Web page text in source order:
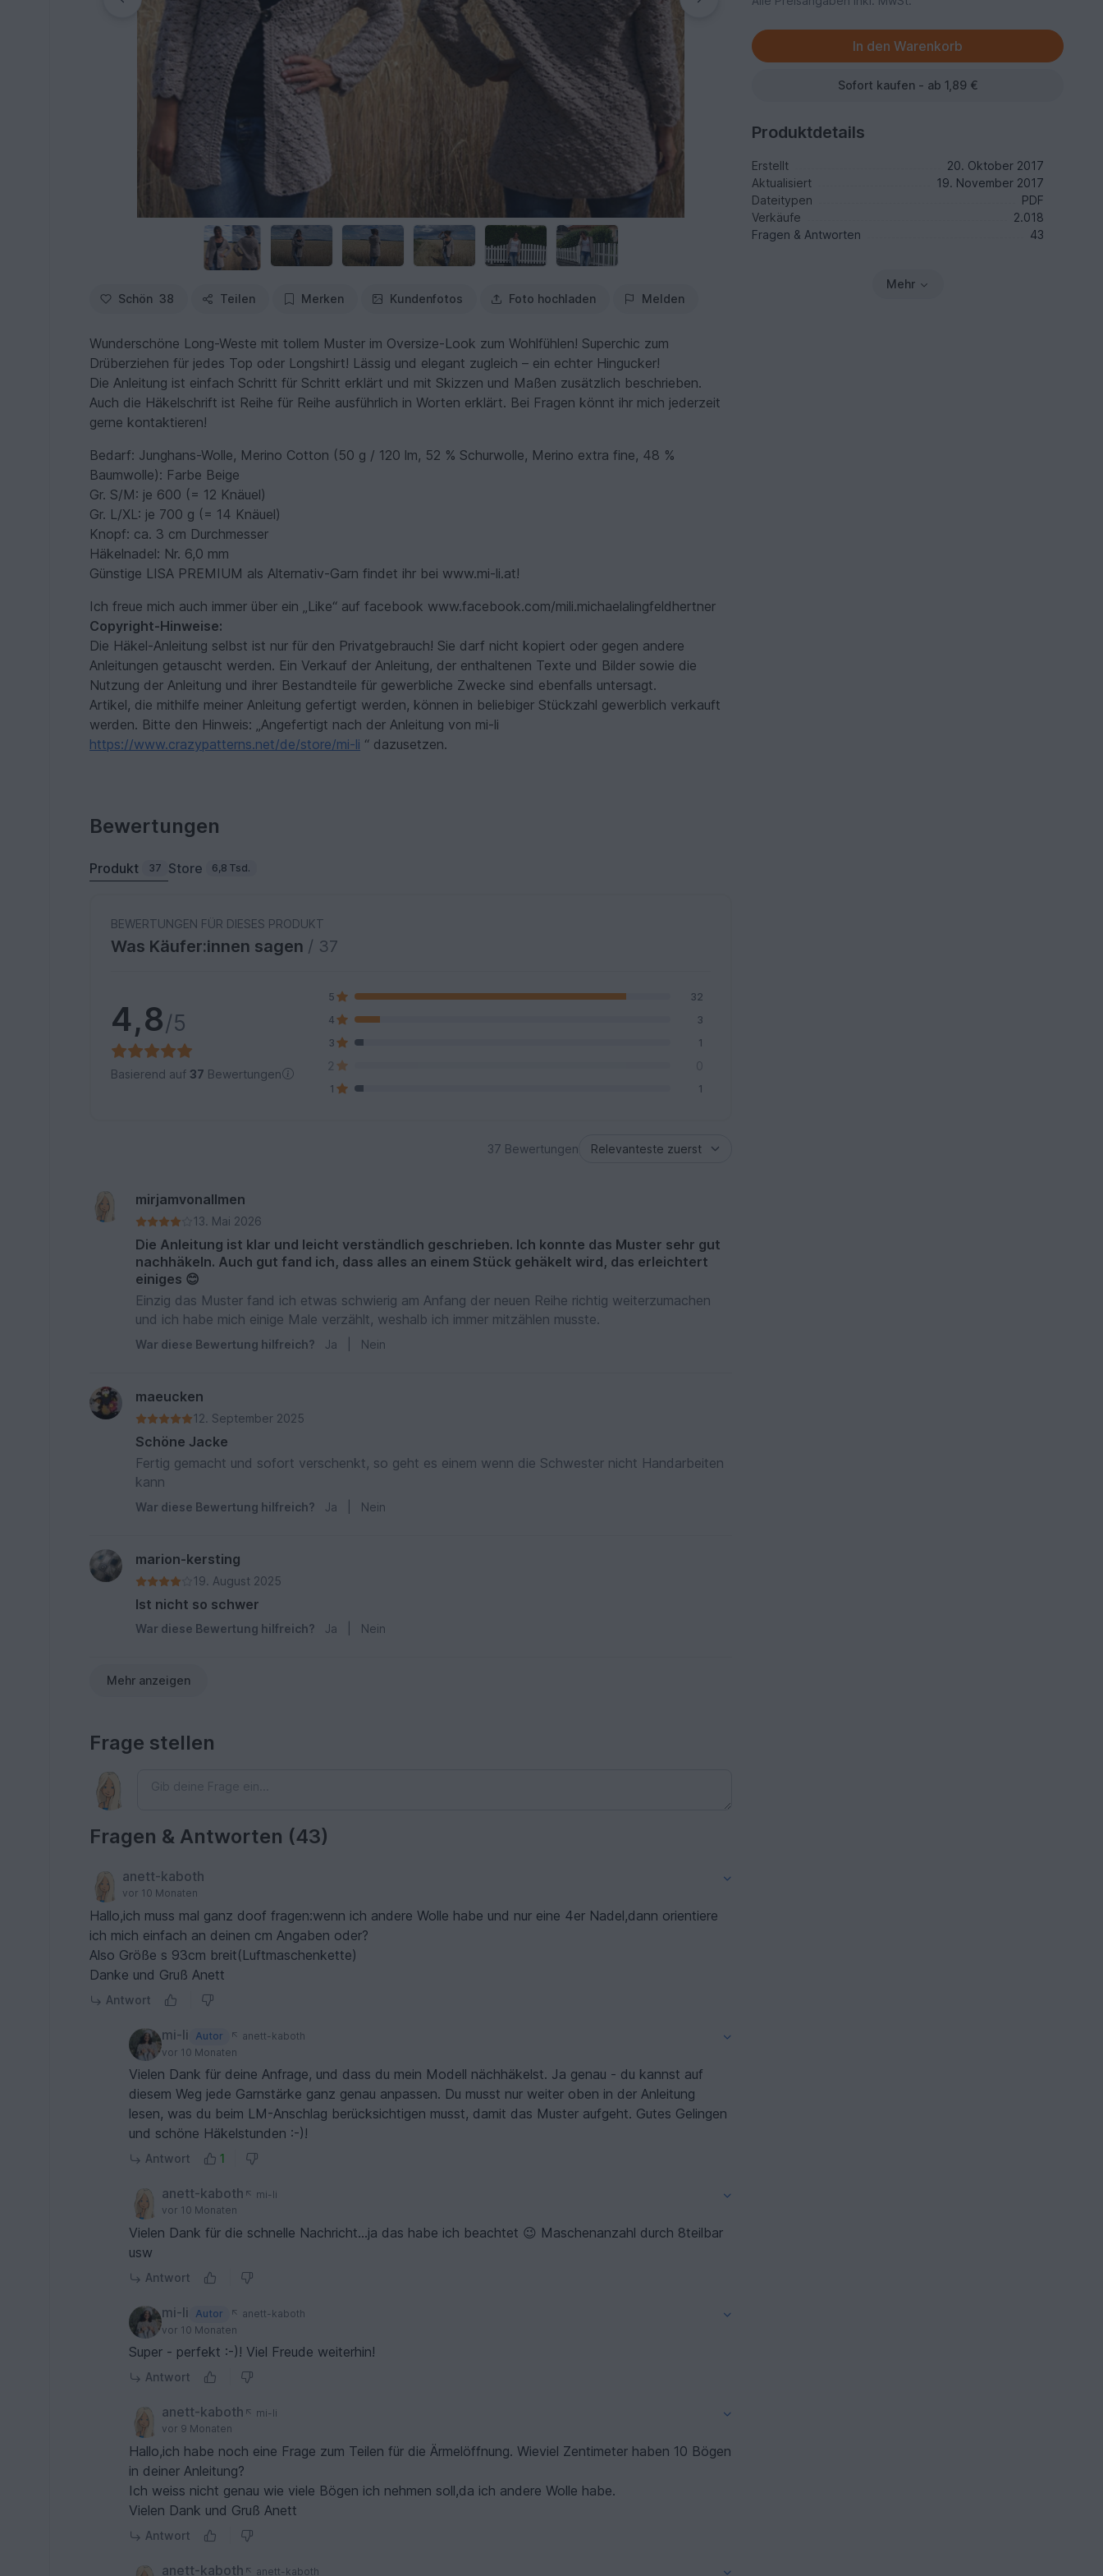
Schön 38 Teilen Merken Kundenfotos Foto hochladen Melden
Wunderschöne Long-Weste mit tollem Muster im Oversize-Look zum Wohlfühlen! Superchic zum
Drüberziehen für jedes Top oder Longshirt! Lässig und elegant zugleich – ein echter Hingucker!
Die Anleitung ist einfach Schritt für Schritt erklärt und mit Skizzen und Maßen zusätzlich beschrieben.
Auch die Häkelschrift ist Reihe für Reihe ausführlich in Worten erklärt. Bei Fragen könnt ihr mich jederzeit
gerne kontaktieren!
Bedarf: Junghans-Wolle, Merino Cotton (50 g / 120 lm, 52 % Schurwolle, Merino extra fine, 48 %
Baumwolle): Farbe Beige
Gr. S/M: je 600 (= 12 Knäuel)
Gr. L/XL: je 700 g (= 14 Knäuel)
Knopf: ca. 3 cm Durchmesser
Häkelnadel: Nr. 6,0 mm
Günstige LISA PREMIUM als Alternativ-Garn findet ihr bei www.mi-li.at!
Ich freue mich auch immer über ein „Like“ auf facebook www.facebook.com/mili.michaelalingfeldhertner
Copyright-Hinweise:
Die Häkel-Anleitung selbst ist nur für den Privatgebrauch! Sie darf nicht kopiert oder gegen andere
Anleitungen getauscht werden. Ein Verkauf der Anleitung, der enthaltenen Texte und Bilder sowie die
Nutzung der Anleitung und ihrer Bestandteile für gewerbliche Zwecke sind ebenfalls untersagt.
Artikel, die mithilfe meiner Anleitung gefertigt werden, können in beliebiger Stückzahl gewerblich verkauft
werden. Bitte den Hinweis: „Angefertigt nach der Anleitung von mi-li
https://www.crazypatterns.net/de/store/mi-li “ dazusetzen.
Sofort kaufen - ab 1,89 €
Produktdetails
Erstellt
20. Oktober 2017
Aktualisiert
19. November 2017
Dateitypen
PDF
Verkäufe
2.018
Fragen & Antworten
43
Mehr
Bewertungen
Produkt 37 Store 6,8 Tsd.
BEWERTUNGEN FÜR DIESES PRODUKT
Was Käufer:innen sagen / 37
4,8/5
Basierend auf 37 Bewertungen
5
32
4
3
3
1
2 0
1 1
37 Bewertungen
mirjamvonallmen
13. Mai 2026
Die Anleitung ist klar und leicht verständlich geschrieben. Ich konnte das Muster sehr gut
nachhäkeln. Auch gut fand ich, dass alles an einem Stück gehäkelt wird, das erleichtert
einiges 😊
Einzig das Muster fand ich etwas schwierig am Anfang der neuen Reihe richtig weiterzumachen
und ich habe mich einige Male verzählt, weshalb ich immer mitzählen musste.
War diese Bewertung hilfreich? Ja Nein
maeucken
12. September 2025
Schöne Jacke
Fertig gemacht und sofort verschenkt, so geht es einem wenn die Schwester nicht Handarbeiten
kann
War diese Bewertung hilfreich? Ja Nein
marion-kersting
19. August 2025
Ist nicht so schwer
War diese Bewertung hilfreich? Ja Nein
Mehr anzeigen
Frage stellen
Fragen & Antworten (43)
anett-kaboth
vor 10 Monaten
Hallo,ich muss mal ganz doof fragen:wenn ich andere Wolle habe und nur eine 4er Nadel,dann orientiere
ich mich einfach an deinen cm Angaben oder?
Also Größe s 93cm breit(Luftmaschenkette)
Danke und Gruß Anett
Antwort
mi-li Autor
anett-kaboth
vor 10 Monaten
Vielen Dank für deine Anfrage, und dass du mein Modell nächhäkelst. Ja genau - du kannst auf
diesem Weg jede Garnstärke ganz genau anpassen. Du musst nur weiter oben in der Anleitung
lesen, was du beim LM-Anschlag berücksichtigen musst, damit das Muster aufgeht. Gutes Gelingen
und schöne Häkelstunden :-)!
Antwort 1
anett-kaboth
mi-li
vor 10 Monaten
Vielen Dank für die schnelle Nachricht...ja das habe ich beachtet 😉 Maschenanzahl durch 8teilbar
usw
Antwort
mi-li Autor
anett-kaboth
vor 10 Monaten
Super - perfekt :-)! Viel Freude weiterhin!
Antwort
anett-kaboth
mi-li
vor 9 Monaten
Hallo,ich habe noch eine Frage zum Teilen für die Ärmelöffnung. Wieviel Zentimeter haben 10 Bögen
in deiner Anleitung?
Ich weiss nicht genau wie viele Bögen ich nehmen soll,da ich andere Wolle habe.
Vielen Dank und Gruß Anett
Antwort
anett-kaboth anett-kaboth